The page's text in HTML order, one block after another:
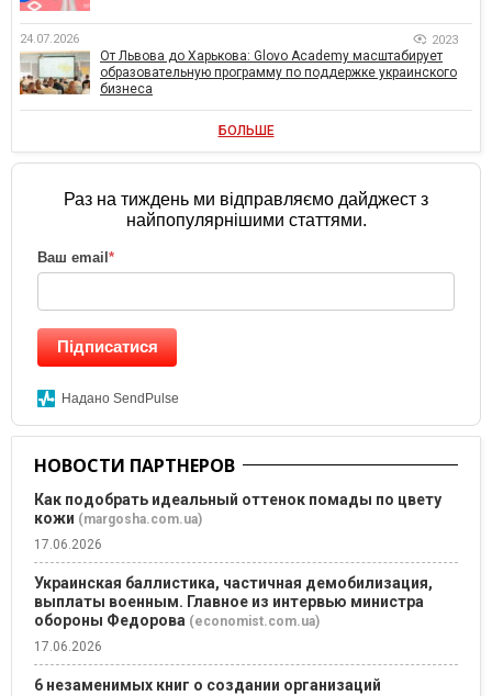
24.07.2026 2023
От Львова до Харькова: Glovo Academy масштабирует
образовательную программу по поддержке украинского
бизнеса
БОЛЬШЕ
Раз на тиждень ми відправляємо дайджест з
найпопулярнішими статтями.
Ваш email *
Підписатися
Надано SendPulse
НОВОСТИ ПАРТНЕРОВ
Как подобрать идеальный оттенок помады по цвету
кожи (margosha.com.ua)
17.06.2026
Украинская баллистика, частичная демобилизация,
выплаты военным. Главное из интервью министра
обороны Федорова (economist.com.ua)
17.06.2026
6 незаменимых книг о создании организаций